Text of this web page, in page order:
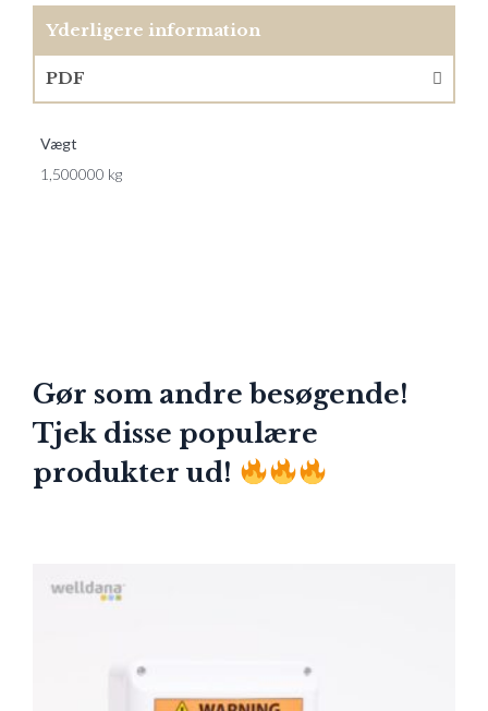
Yderligere information
PDF
Vægt
1,500000 kg
Gør som andre besøgende!
Tjek disse populære
produkter ud!